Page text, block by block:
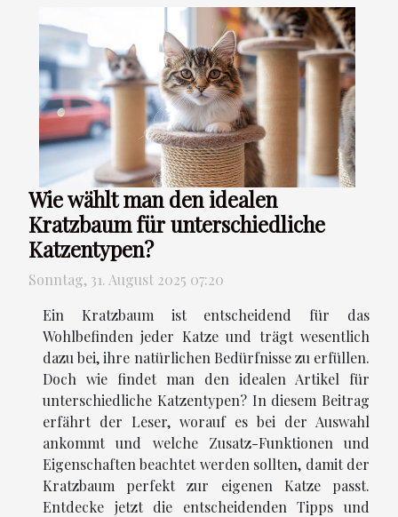
Wie wählt man den idealen
Kratzbaum für unterschiedliche
Katzentypen?
Sonntag, 31. August 2025 07:20
Ein Kratzbaum ist entscheidend für das
Wohlbefinden jeder Katze und trägt wesentlich
dazu bei, ihre natürlichen Bedürfnisse zu erfüllen.
Doch wie findet man den idealen Artikel für
unterschiedliche Katzentypen? In diesem Beitrag
erfährt der Leser, worauf es bei der Auswahl
ankommt und welche Zusatz-Funktionen und
Eigenschaften beachtet werden sollten, damit der
Kratzbaum perfekt zur eigenen Katze passt.
Entdecke jetzt die entscheidenden Tipps und